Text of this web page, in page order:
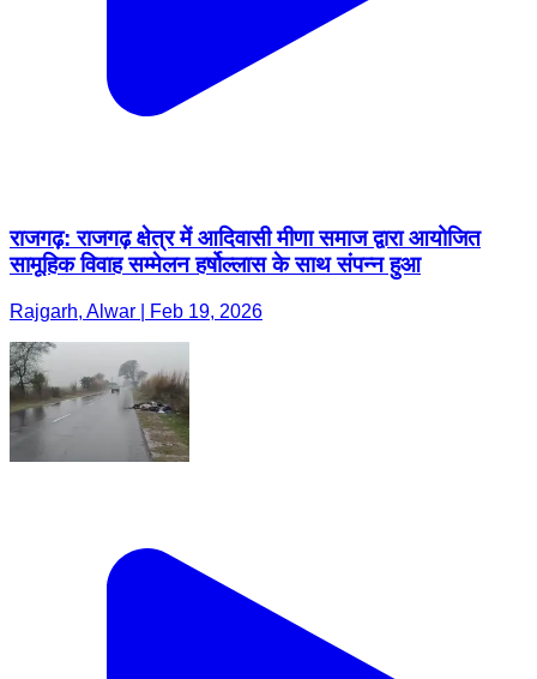
राजगढ़: राजगढ़ क्षेत्र में आदिवासी मीणा समाज द्वारा आयोजित
सामूहिक विवाह सम्मेलन हर्षोल्लास के साथ संपन्न हुआ
Rajgarh, Alwar | Feb 19, 2026